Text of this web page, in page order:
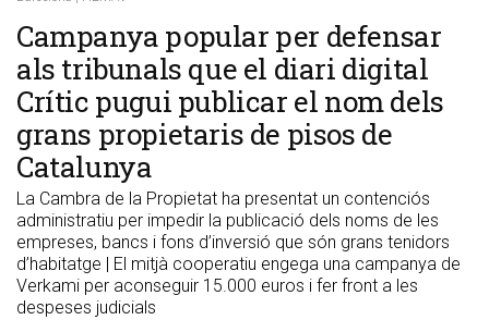
Campanya popular per defensar
als tribunals que el diari digital
Crític pugui publicar el nom dels
grans propietaris de pisos de
Catalunya
La Cambra de la Propietat ha presentat un contenciós
administratiu per impedir la publicació dels noms de les
empreses, bancs i fons d’inversió que són grans tenidors
d’habitatge | El mitjà cooperatiu engega una campanya de
Verkami per aconseguir 15.000 euros i fer front a les
despeses judicials